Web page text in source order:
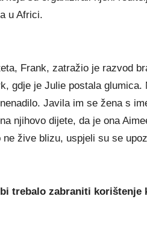
u Africi.
Frank, zatražio je razvod
gdje je Julie postala glumica.
Javila im se žena s
njihovo dijete, da je ona
ne žive blizu, uspjeli su se
trebalo zabraniti korištenje